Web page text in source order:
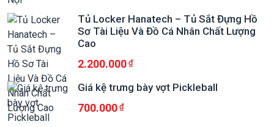
Tủ Locker Hanatech – Tủ Sắt Đựng Hồ
Sơ Tài Liệu Và Đồ Cá Nhân Chất Lượng
Cao
2.200.000
Giá kệ trưng bày vợt Pickleball
700.000